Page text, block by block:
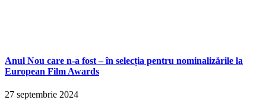
Anul Nou care n-a fost – în selecția pentru nominalizările la
European Film Awards
27 septembrie 2024